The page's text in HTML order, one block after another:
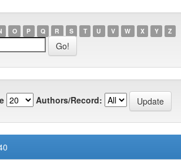
O P Q R S T U V W X Y Z
Authors/Record: